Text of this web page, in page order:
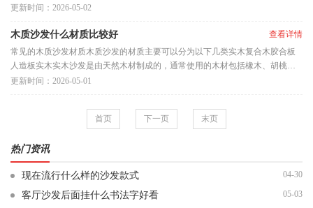
设计，没有过多的装饰。材质
更新时间：2026-05-02
木质沙发什么材质比较好
查看详情
常见的木质沙发材质木质沙发的材质主要可以分为以下几类实木复合木胶合板
人造板实木实木沙发是由天然木材制成的，通常使用的木材包括橡木、胡桃
木、松木等。实木沙发的优点是
更新时间：2026-05-01
首页 下一页 末页
热门资讯
现在流行什么样的沙发款式 04-30
客厅沙发后面挂什么书法字好看 05-03